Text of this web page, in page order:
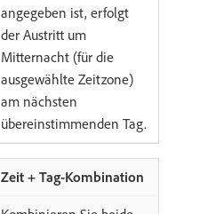
angegeben ist, erfolgt
der Austritt um
Mitternacht (für die
ausgewählte Zeitzone)
am nächsten
übereinstimmenden Tag.
Zeit + Tag-Kombination